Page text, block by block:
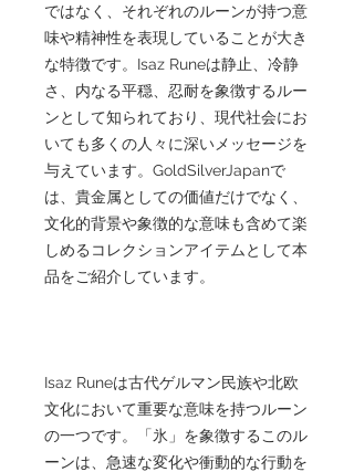
ではなく、それぞれのルーンが持つ意
味や精神性を表現していることが大き
な特徴です。Isaz Runeは静止、冷静
さ、内なる平穏、忍耐を象徴するルー
ンとして知られており、現代社会にお
いても多くの人々に深いメッセージを
与えています。GoldSilverJapanで
は、貴金属としての価値だけでなく、
文化的背景や象徴的な意味も含めて楽
しめるコレクションアイテムとして本
品をご紹介しています。
Isaz Runeは古代ゲルマン民族や北欧
文化において重要な意味を持つルーン
の一つです。「氷」を象徴するこのル
ーンは、急速な変化や衝動的な行動を